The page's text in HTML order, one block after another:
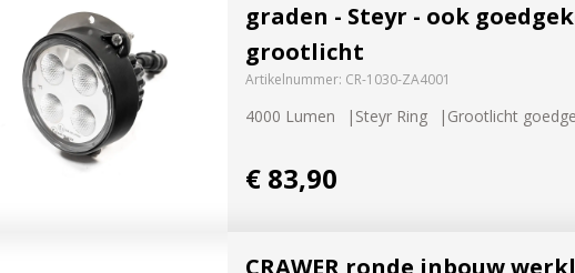
graden - Steyr - ook
grootlicht
Artikelnummer: CR-1030-ZA4001
4000 Lumen Steyr Ring Grootlicht
€ 83,90
CRAWER ronde inbouw